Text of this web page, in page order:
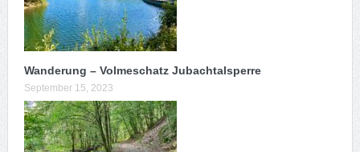
Wanderung – Volmeschatz Jubachtalsperre
September 15, 2023